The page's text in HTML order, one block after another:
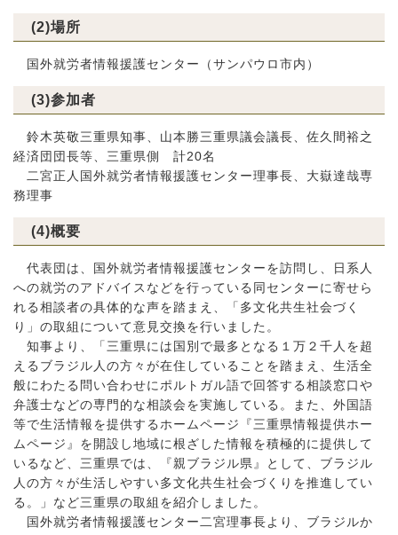
(2)場所
国外就労者情報援護センター（サンパウロ市内）
(3)参加者
鈴木英敬三重県知事、山本勝三重県議会議長、佐久間裕之
経済団団長等、三重県側 計20名
二宮正人国外就労者情報援護センター理事長、大嶽達哉専
務理事
(4)概要
代表団は、国外就労者情報援護センターを訪問し、日系人
への就労のアドバイスなどを行っている同センターに寄せら
れる相談者の具体的な声を踏まえ、「多文化共生社会づく
り」の取組について意見交換を行いました。
知事より、「三重県には国別で最多となる１万２千人を超
えるブラジル人の方々が在住していることを踏まえ、生活全
般にわたる問い合わせにポルトガル語で回答する相談窓口や
弁護士などの専門的な相談会を実施している。また、外国語
等で生活情報を提供するホームページ『三重県情報提供ホー
ムページ』を開設し地域に根ざした情報を積極的に提供して
いるなど、三重県では、『親ブラジル県』として、ブラジル
人の方々が生活しやすい多文化共生社会づくりを推進してい
る。」など三重県の取組を紹介しました。
国外就労者情報援護センター二宮理事長より、ブラジルか